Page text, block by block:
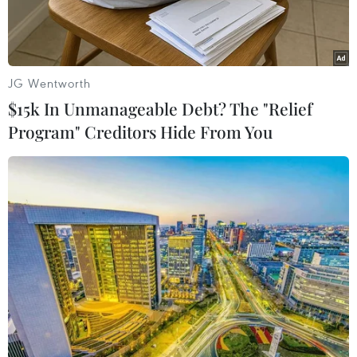
Đối tượng Phan Lê Huy bị phát hiện và bắt giữ khi vận chuyển,
tàng trữ trái phép ma túy và vũ khí trên xe. (Ảnh: TTXVN)
Ngày 17/11, Phòng Cảnh sát Giao thông, Công an
tỉnh Quảng Bình cho biết lực lượng chức năng
JG Wentworth
$15k In Unmanageable Debt? The "Relief
Program" Creditors Hide From You